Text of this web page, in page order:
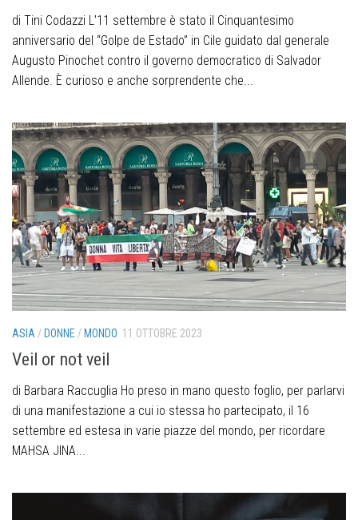
di Tini Codazzi L’11 settembre è stato il Cinquantesimo
anniversario del “Golpe de Estado” in Cile guidato dal generale
Augusto Pinochet contro il governo democratico di Salvador
Allende. È curioso e anche sorprendente che...
ASIA / DONNE / MONDO 11 OTTOBRE 2023
Veil or not veil
di Barbara Raccuglia Ho preso in mano questo foglio, per parlarvi
di una manifestazione a cui io stessa ho partecipato, il 16
settembre ed estesa in varie piazze del mondo, per ricordare
MAHSA JINA...